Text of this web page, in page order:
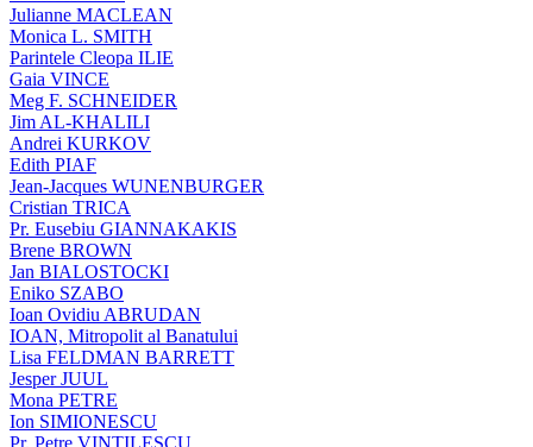
Julianne MACLEAN
Monica L. SMITH
Parintele Cleopa ILIE
Gaia VINCE
Meg F. SCHNEIDER
Jim AL-KHALILI
Andrei KURKOV
Edith PIAF
Jean-Jacques WUNENBURGER
Cristian TRICA
Pr. Eusebiu GIANNAKAKIS
Brene BROWN
Jan BIALOSTOCKI
Eniko SZABO
Ioan Ovidiu ABRUDAN
IOAN, Mitropolit al Banatului
Lisa FELDMAN BARRETT
Jesper JUUL
Mona PETRE
Ion SIMIONESCU
Pr. Petre VINTILESCU